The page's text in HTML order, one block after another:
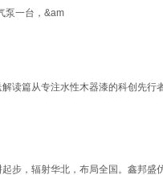
泵一台，&am
篇从专注水性木器漆的科创先行
步，辐射华北，布局全国。鑫邦盛